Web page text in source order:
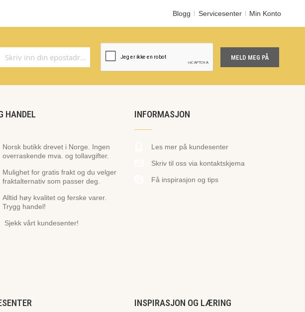
Blogg Servicesenter Min Konto
MELD MEG PÅ
HANDEL
Norsk butikk drevet i Norge. Ingen
overraskende mva. og tollavgifter.
Mulighet for gratis frakt og du velger
fraktalternativ som passer deg.
Alltid høy kvalitet og ferske varer.
Trygg handel!
Sjekk vårt kundesenter!
INFORMASJON
Les mer på kundesenter
Skriv til oss via kontaktskjema
Få inspirasjon og tips
INSPIRASJON OG LÆRING